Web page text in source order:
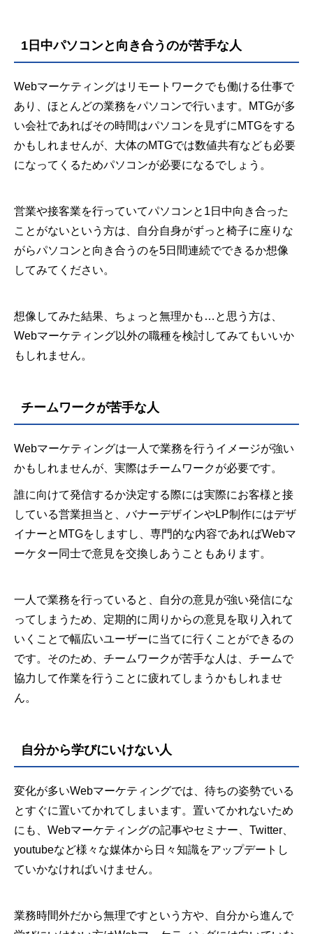
1日中パソコンと向き合うのが苦手な人
Webマーケティングはリモートワークでも働ける仕事で
あり、ほとんどの業務をパソコンで行います。MTGが多
い会社であればその時間はパソコンを見ずにMTGをする
かもしれませんが、大体のMTGでは数値共有なども必要
になってくるためパソコンが必要になるでしょう。
営業や接客業を行っていてパソコンと1日中向き合った
ことがないという方は、自分自身がずっと椅子に座りな
がらパソコンと向き合うのを5日間連続でできるか想像
してみてください。
想像してみた結果、ちょっと無理かも…と思う方は、
Webマーケティング以外の職種を検討してみてもいいか
もしれません。
チームワークが苦手な人
Webマーケティングは一人で業務を行うイメージが強い
かもしれませんが、実際はチームワークが必要です。
誰に向けて発信するか決定する際には実際にお客様と接
している営業担当と、バナーデザインやLP制作にはデザ
イナーとMTGをしますし、専門的な内容であればWebマ
ーケター同士で意見を交換しあうこともあります。
一人で業務を行っていると、自分の意見が強い発信にな
ってしまうため、定期的に周りからの意見を取り入れて
いくことで幅広いユーザーに当てに行くことができるの
です。そのため、チームワークが苦手な人は、チームで
協力して作業を行うことに疲れてしまうかもしれませ
ん。
自分から学びにいけない人
変化が多いWebマーケティングでは、待ちの姿勢でいる
とすぐに置いてかれてしまいます。置いてかれないため
にも、Webマーケティングの記事やセミナー、Twitter、
youtubeなど様々な媒体から日々知識をアップデートし
ていかなければいけません。
業務時間外だから無理ですという方や、自分から進んで